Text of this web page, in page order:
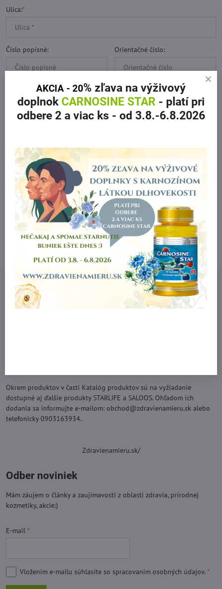
Ulica:*
Číslo popisné: Orientačné číslo:
Mesto: PSČ:
Súhlasím sospracovaním osobných údajovza účelom registrácie
a vytvorenia zákazníckeho účtu*
(Povinné) Registrácia
OBJEDNÁVKY A PORADENSTVO
0903 163 934
Kontakt
Milan Feriančik
Okrem produktov v časti Katalóg produktov sú na vyžiadanie
dostupné aj ďalšie produkty STARLIFE a SALOOS. Ohľadom ich
dodania sa informujte e-mailom: obchod@zdravienamieru.sk alebo
telefonicky 0903163934.
Zdravienamieru.sk/
Odber noviniek
Mám záujem o články a zaujímavosti z oblasti zdravia, prírodnej
kozmetiky, akcie:)
E-mail *
Vložením e-mailu súhlasíte so spracovaním osobných údajov. *
AKCIA - 20% zľava na výživový
doplnok CARNOSINE STAR - platí pri
odbere 2 a viac ks - od 3.8.-6.8.2026